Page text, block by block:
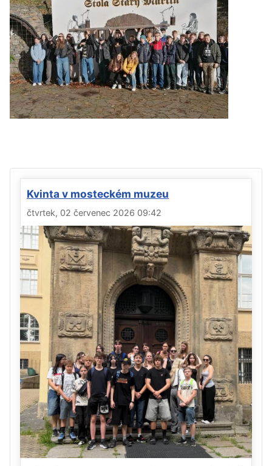
Kvinta v mosteckém muzeu
čtvrtek, 02 červenec 2026 09:42